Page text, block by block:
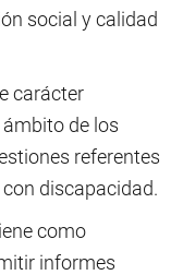
social y calidad
carácter
de los
referentes
discapacidad.
como
informes